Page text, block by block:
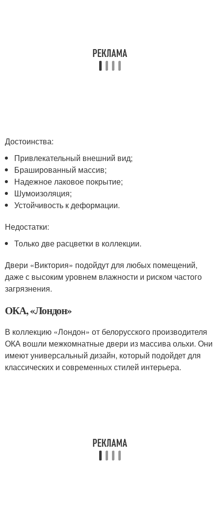
Достоинства:
Привлекательный внешний вид;
Брашированный массив;
Надежное лаковое покрытие;
Шумоизоляция;
Устойчивость к деформации.
Недостатки:
Только две расцветки в коллекции.
Двери «Виктория» подойдут для любых помещений,
даже с высоким уровнем влажности и риском частого
загрязнения.
ОКА, «Лондон»
В коллекцию «Лондон» от белорусского производителя
ОКА вошли межкомнатные двери из массива ольхи. Они
имеют универсальный дизайн, который подойдет для
классических и современных стилей интерьера.